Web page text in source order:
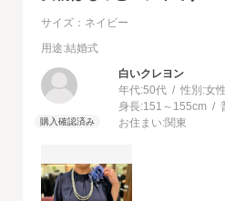
サイズ：ネイビー
用途:結婚式
白いクレヨン
年代:50代 性別:女性
身長:151～155cm
お住まい:関東